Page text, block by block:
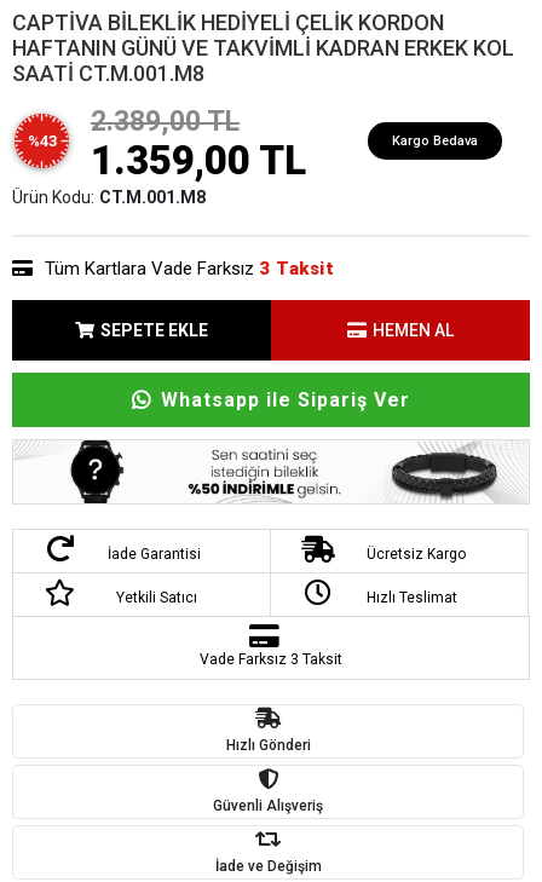
CAPTİVA BİLEKLİK HEDİYELİ ÇELİK KORDON
HAFTANIN GÜNÜ VE TAKVİMLİ KADRAN ERKEK KOL
SAATİ CT.M.001.M8
%43
2.389,00 TL
1.359,00 TL Kargo Bedava
Ürün Kodu: CT.M.001.M8
Tüm Kartlara Vade Farksız 3 Taksit
SEPETE EKLE HEMEN AL
Whatsapp ile Sipariş Ver
İade Garantisi Ücretsiz Kargo
Yetkili Satıcı Hızlı Teslimat
Vade Farksız 3 Taksit
Hızlı Gönderi
Güvenli Alışveriş
İade ve Değişim